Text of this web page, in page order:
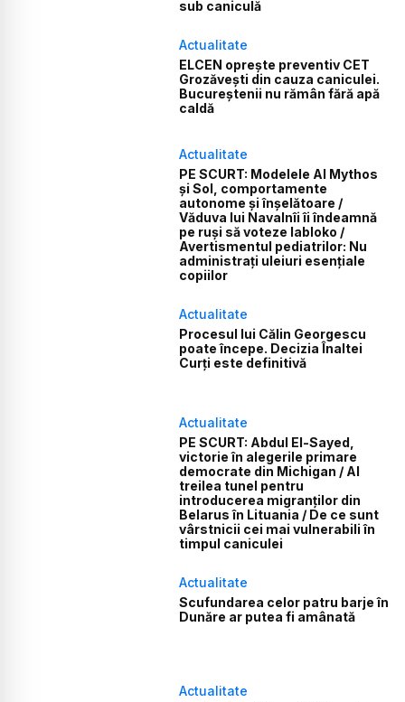
sub caniculă
Actualitate
ELCEN oprește preventiv CET
Grozăvești din cauza caniculei.
Bucureștenii nu rămân fără apă
caldă
Actualitate
PE SCURT: Modelele AI Mythos
și Sol, comportamente
autonome și înșelătoare /
Văduva lui Navalnîi îi îndeamnă
pe ruși să voteze Iabloko /
Avertismentul pediatrilor: Nu
administrați uleiuri esențiale
copiilor
Actualitate
Procesul lui Călin Georgescu
poate începe. Decizia Înaltei
Curți este definitivă
Actualitate
PE SCURT: Abdul El-Sayed,
victorie în alegerile primare
democrate din Michigan / Al
treilea tunel pentru
introducerea migranților din
Belarus în Lituania / De ce sunt
vârstnicii cei mai vulnerabili în
timpul caniculei
Actualitate
Scufundarea celor patru barje în
Dunăre ar putea fi amânată
Actualitate